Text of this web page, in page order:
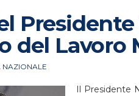
Presidente
del Lavoro
NAZIONALE
Il Presidente